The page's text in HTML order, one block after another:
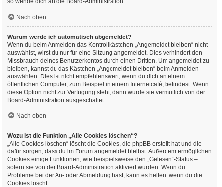
so wende dich an die Board-Administration.
Nach oben
Warum werde ich automatisch abgemeldet?
Wenn du beim Anmelden das Kontrollkästchen „Angemeldet bleiben“ nicht
auswählst, wirst du nur für eine Sitzung angemeldet. Dies verhindert den
Missbrauch deines Benutzerkontos durch einen Dritten. Um angemeldet zu
bleiben, kannst du das Kästchen „Angemeldet bleiben“ beim Anmelden
auswählen. Dies ist nicht empfehlenswert, wenn du dich an einem
öffentlichen Computer, zum Beispiel in einem Internetcafé, befindest. Wenn
diese Option nicht zur Verfügung steht, dann wurde sie vermutlich von der
Board-Administration ausgeschaltet.
Nach oben
Wozu ist die Funktion „Alle Cookies löschen“?
„Alle Cookies löschen“ löscht die Cookies, die phpBB erstellt hat und die
dafür sorgen, dass du im Forum angemeldet bleibst. Außerdem ermöglichen
Cookies einige Funktionen, wie beispielsweise den „Gelesen“-Status –
sofern sie von der Board-Administration aktiviert wurden. Wenn du
Probleme bei der An- oder Abmeldung hast, kann es helfen, wenn du die
Cookies löscht.